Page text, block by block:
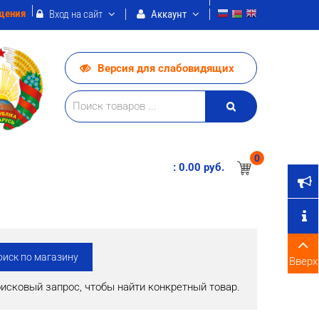
Аккаунт
Вход на сайт
Версия для слабовидящих
0
: 0.00 pуб.
запрос, чтобы найти конкретный товар.
Вверх